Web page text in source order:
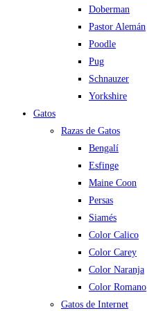
Doberman
Pastor Alemán
Poodle
Pug
Schnauzer
Yorkshire
Gatos
Razas de Gatos
Bengalí
Esfinge
Maine Coon
Persas
Siamés
Color Calico
Color Carey
Color Naranja
Color Romano
Gatos de Internet